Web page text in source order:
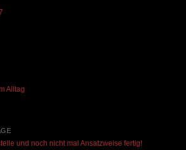
Alltag
und noch nicht mal Ansatzweise fertig!